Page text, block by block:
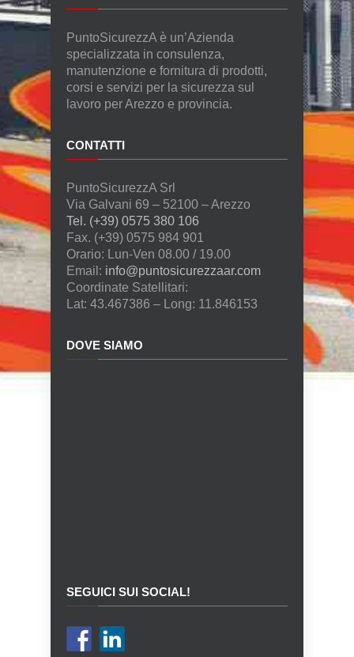
PuntoSicurezzA è un’Azienda
specializzata in consulenza,
manutenzione e fornitura di prodotti,
corsi e servizi per la sicurezza sul
lavoro per Arezzo e provincia.
CONTATTI
PuntoSicurezzA Srl
Via Galvani 69 – 52100 – Arezzo
Tel. (+39) 0575 380 106
Fax. (+39) 0575 984 901
Orario: Lun-Ven 08.00 / 19.00
Email: info@puntosicurezzaar.com
Coordinate Satellitari:
Lat: 43.467386 – Long: 11.846153
DOVE SIAMO
SEGUICI SUI SOCIAL!